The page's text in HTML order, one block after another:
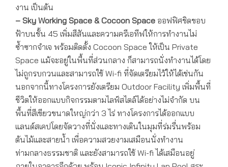
งาน เป็นต้น
– Sky Working Space & Cocoon Space ออฟฟิศชิดขอบ
ฟ้าบนชั้น 45 เพิ่มสีสันและความครีเอทีฟให้การทำงานไม่
ซ้ำซากจำเจ พร้อมติดตั้ง Cocoon Space ให้เป็น Private
Space แม้จะอยู่ในพื้นที่ส่วนกลาง ก็สามารถนั่งทำงานได้โดย
ไม่ถูกรบกวนและสามารถใช้ Wi-fi ที่จัดเตรียมไว้ให้ได้เช่นกัน
นอกจากนี้ทางโครงการยังเตรียม Outdoor Facility เพิ่มพื้นที่
ชีวิตให้ออกแบบกิจกรรมตามไลฟ์สไตล์ได้อย่างไม่จำกัด บน
พื้นที่สีเขียวขนาดใหญ่กว่า 3 ไร่ ทางโครงการได้ออกแบบ
แลนด์สเคปโดยจัดวางที่นั่งและทางเดินในมุมที่ร่มรื่นพร้อม
ต้นไม้และสายน้ำ เพื่อความสวยงามเสมือนนั่งทำงาน
ท่ามกลางธรรมชาติ และยังสามารถใช้ Wi-fi ได้เสมือนอยู่